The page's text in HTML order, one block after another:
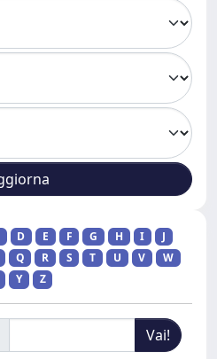
D E F G H I
J
Q R S T U V
W
Y Z